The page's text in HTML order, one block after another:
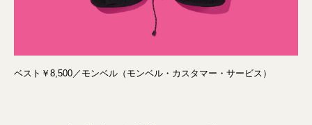
ベスト￥8,500／モンベル（モンベル・カスタマー・サービス）